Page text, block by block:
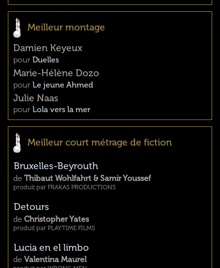
Meilleur montage
Damien Keyeux
pour Duelles
Marie-Hélène Dozo
pour Le jeune Ahmed
Julie Naas
pour Lola vers la mer
Meilleur court métrage de fiction
Bruxelles-Beyrouth
de Thibaut Wohlfahrt & Samir Youssef
produit par FRAKAS PRODUCTIONS
Detours
de Christopher Yates
produit par PLAYTIME FILMS
Lucia en el limbo
de Valentina Maurel